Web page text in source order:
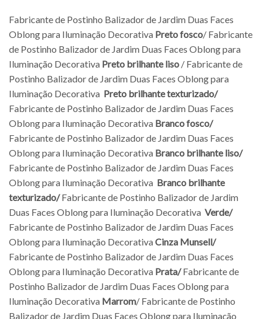
Fabricante de Postinho Balizador de Jardim Duas Faces
Oblong para Iluminação Decorativa Preto fosco/ Fabricante
de Postinho Balizador de Jardim Duas Faces Oblong para
Iluminação Decorativa Preto brilhante liso / Fabricante de
Postinho Balizador de Jardim Duas Faces Oblong para
Iluminação Decorativa Preto brilhante texturizado/
Fabricante de Postinho Balizador de Jardim Duas Faces
Oblong para Iluminação Decorativa Branco fosco/
Fabricante de Postinho Balizador de Jardim Duas Faces
Oblong para Iluminação Decorativa Branco brilhante liso/
Fabricante de Postinho Balizador de Jardim Duas Faces
Oblong para Iluminação Decorativa Branco brilhante
texturizado/Fabricante de Postinho Balizador de Jardim
Duas Faces Oblong para Iluminação Decorativa Verde/
Fabricante de Postinho Balizador de Jardim Duas Faces
Oblong para Iluminação DecorativaCinza Munsell/
Fabricante de Postinho Balizador de Jardim Duas Faces
Oblong para Iluminação Decorativa Prata/Fabricante de
Postinho Balizador de Jardim Duas Faces Oblong para
Iluminação Decorativa Marrom/ Fabricante de Postinho
Balizador de Jardim Duas Faces Oblong para Iluminação